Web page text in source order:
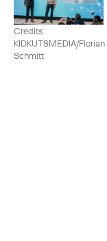
Credits:
KIDKUTSMEDIA/Florian
Schmitt